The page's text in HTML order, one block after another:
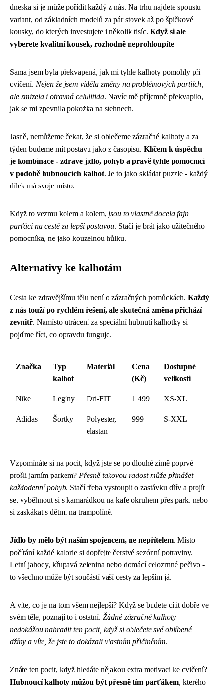
dneska si je může pořídit každý z nás. Na trhu najdete spoustu
variant, od základních modelů za pár stovek až po špičkové
kousky, do kterých investujete i několik tisíc. Když si ale
vyberete kvalitní kousek, rozhodně neprohloupíte.
Sama jsem byla překvapená, jak mi tyhle kalhoty pomohly při
cvičení. Nejen že jsem viděla změny na problémových partiích,
ale zmizela i otravná celulitida. Navíc mě příjemně překvapilo,
jak se mi zpevnila pokožka na stehnech.
Jasně, nemůžeme čekat, že si oblečeme zázračné kalhoty a za
týden budeme mít postavu jako z časopisu. Klíčem k úspěchu
je kombinace - zdravé jídlo, pohyb a právě tyhle pomocníci
v podobě hubnoucích kalhot. Je to jako skládat puzzle - každý
dílek má svoje místo.
Když to vezmu kolem a kolem, jsou to vlastně docela fajn
parťáci na cestě za lepší postavou. Stačí je brát jako užitečného
pomocníka, ne jako kouzelnou hůlku.
Alternativy ke kalhotám
Cesta ke zdravějšímu tělu není o zázračných pomůckách. Každý
z nás touží po rychlém řešení, ale skutečná změna přichází
zevnitř. Namísto utrácení za speciální hubnutí kalhotky si
pojďme říct, co opravdu funguje.
Značka
Typ
kalhot
Materiál
Cena
(Kč)
Dostupné
velikosti
Nike Legíny Dri-FIT 1 499 XS-XL
Adidas Šortky
Polyester,
elastan
999 S-XXL
Vzpomínáte si na pocit, když jste se po dlouhé zimě poprvé
prošli jarním parkem? Přesně takovou radost může přinášet
každodenní pohyb. Stačí třeba vystoupit o zastávku dřív a projít
se, vyběhnout si s kamarádkou na kafe okruhem přes park, nebo
si zaskákat s dětmi na trampolíně.
Jídlo by mělo být naším spojencem, ne nepřítelem. Místo
počítání každé kalorie si dopřejte čerstvé sezónní potraviny.
Letní jahody, křupavá zelenina nebo domácí celozrnné pečivo -
to všechno může být součástí vaší cesty za lepším já.
A víte, co je na tom všem nejlepší? Když se budete cítit dobře ve
svém těle, poznají to i ostatní. Žádné zázračné kalhoty
nedokážou nahradit ten pocit, když si oblečete své oblíbené
džíny a víte, že jste to dokázali vlastním přičiněním.
Znáte ten pocit, když hledáte nějakou extra motivaci ke cvičení?
Hubnoucí kalhoty můžou být přesně tím parťákem, kterého